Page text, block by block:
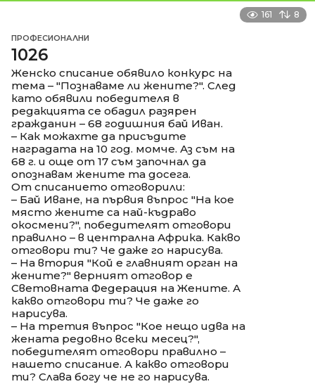
161 8
ПРОФЕСИОНАЛНИ
1026
Женско списание обявило конкурс на
тема – "Познаваме ли жените?". След
като обявили победителя в
редакцията се обадил разярен
гражданин – 68 годишния бай Иван.
– Как можахте да присъдите
наградата на 10 год. момче. Аз съм на
68 г. и още от 17 съм започнал да
опознавам жените та досега.
От списанието отговорили:
– Бай Иване, на първия въпрос "На кое
място жените са най-къдраво
окосмени?", победителят отговори
правилно – в централна Африка. Какво
отговори ти? Че даже го нарисува.
– На втория "Кой е главният орган на
жените?" верният отговор е
Световната Федерация на Жените. А
какво отговори ти? Че даже го
нарисува.
– На третия въпрос "Кое нещо идва на
жената редовно всеки месец?",
победителят отговори правилно –
нашето списание. А какво отговори
ти? Слава богу че не го нарисува.